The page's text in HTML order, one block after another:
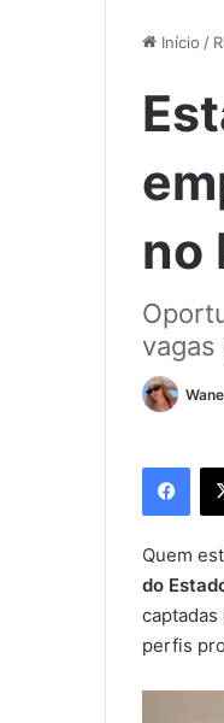
Início /
no
Quem
do
perfis